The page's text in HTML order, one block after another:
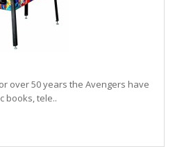
over 50 years the Avengers have
books, tele..